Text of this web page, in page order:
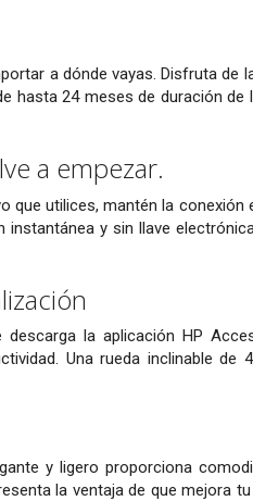
a dónde vayas. Disfruta de
hasta 24 meses de duración
a empezar.
que utilices, mantén la
instantánea y sin llave
la aplicación HP
Una rueda inclinable de
y ligero proporciona
la ventaja de que mejora